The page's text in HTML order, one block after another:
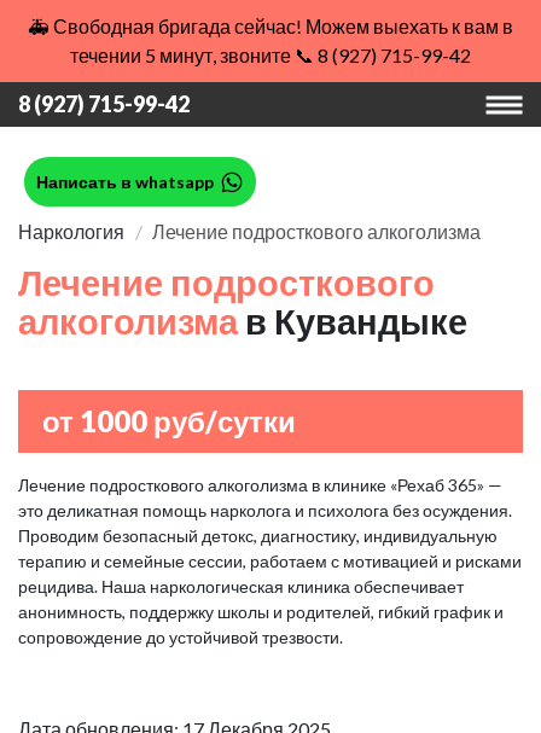
🚑 Свободная бригада сейчас! Можем выехать к вам в
течении 5 минут, звоните 📞 8 (927) 715-99-42
8 (927) 715-99-42
Написать в whatsapp
Наркология Лечение подросткового алкоголизма
Лечение подросткового
алкоголизма в Кувандыке
от 1000 руб/сутки
Лечение подросткового алкоголизма в клинике «Рехаб 365» —
это деликатная помощь нарколога и психолога без осуждения.
Проводим безопасный детокс, диагностику, индивидуальную
терапию и семейные сессии, работаем с мотивацией и рисками
рецидива. Наша наркологическая клиника обеспечивает
анонимность, поддержку школы и родителей, гибкий график и
сопровождение до устойчивой трезвости.